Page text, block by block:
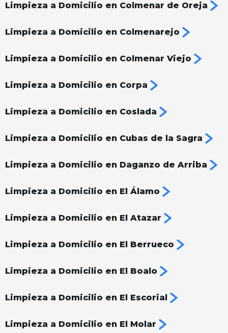
Limpieza a Domicilio en Colmenar de Oreja
Limpieza a Domicilio en Colmenarejo
Limpieza a Domicilio en Colmenar Viejo
Limpieza a Domicilio en Corpa
Limpieza a Domicilio en Coslada
Limpieza a Domicilio en Cubas de la Sagra
Limpieza a Domicilio en Daganzo de Arriba
Limpieza a Domicilio en El Álamo
Limpieza a Domicilio en El Atazar
Limpieza a Domicilio en El Berrueco
Limpieza a Domicilio en El Boalo
Limpieza a Domicilio en El Escorial
Limpieza a Domicilio en El Molar